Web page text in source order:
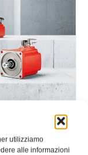
utilizziamo
alle informazioni